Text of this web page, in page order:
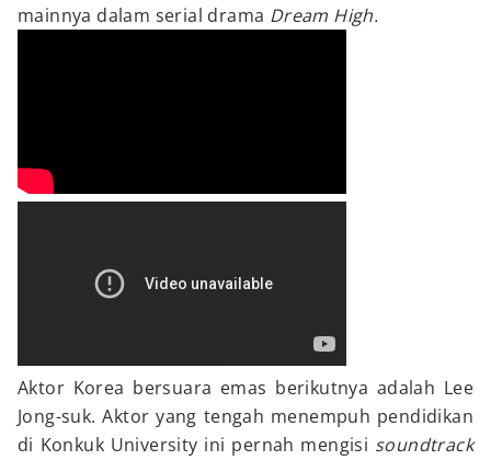
mainnya dalam serial drama Dream High.
Aktor Korea bersuara emas berikutnya adalah Lee
Jong-suk. Aktor yang tengah menempuh pendidikan
di Konkuk University ini pernah mengisi soundtrack